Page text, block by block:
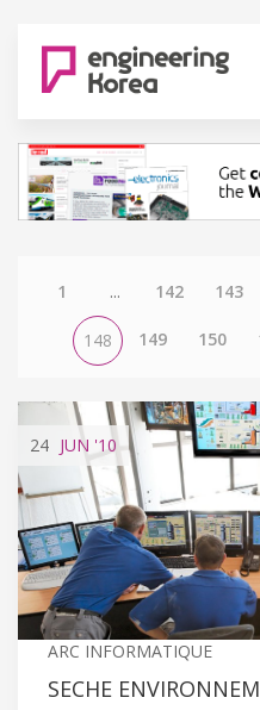
1 ... 142 143
148 149 150
24 JUN '10
ARC INFORMATIQUE
SECHE